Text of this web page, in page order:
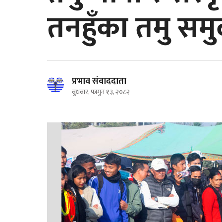
तनहुँका तमु
प्रभाव संवाददाता
बुधबार, फागुन १३, २०८२